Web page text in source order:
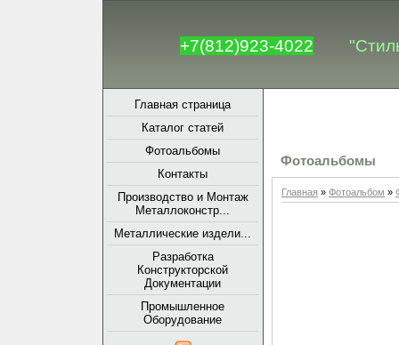
+7(812)923-4022
Главная страница
Каталог статей
Фотоальбомы
Контакты
Производство и Монтаж
Металлоконстр...
Металлические издели...
Разработка
Конструкторской
Документации
Промышленное
Оборудование
Фотоальбомы
Главная » Фотоальбом »